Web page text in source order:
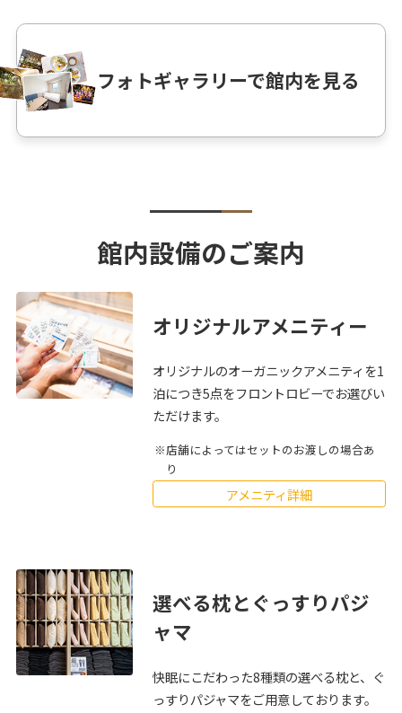
フォトギャラリーで館内を見る
館内設備のご案内
オリジナルアメニティー
オリジナルのオーガニックアメニティを1
泊につき5点をフロントロビーでお選びい
ただけます。
店舗によってはセットのお渡しの場合あ
り
アメニティ詳細
選べる枕とぐっすりパジ
ャマ
快眠にこだわった8種類の選べる枕と、ぐ
っすりパジャマをご用意しております。